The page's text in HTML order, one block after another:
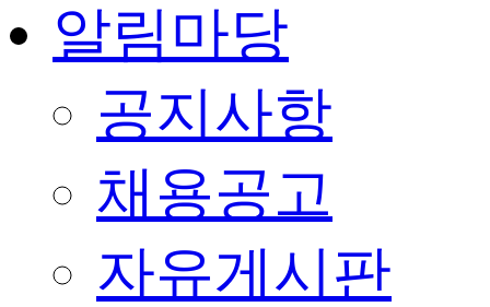
알림마당
공지사항
채용공고
자유게시판